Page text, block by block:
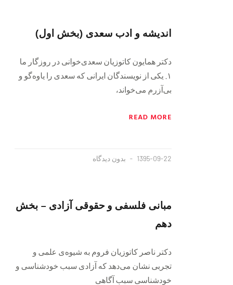
اندیشه و ادب سعدی (بخش اول)
دکتر همایون کاتوزیان سعدی‌خوانی در روزگار ما
۱. یکی از نویسندگان ایرانی که سعدی را یاوه‌گو و
بی‌آزرم می‌خواند،
READ MORE
1395-09-22 بدون دیدگاه
مبانی فلسفی و حقوقی آزادی – بخش
دهم
دکتر ناصر کاتوزیان فروم به شیوه‌ی علمی و
تجربی نشان می‌دهد که آزادی سبب خودشناسی و
خودشناسی سبب آگاهی